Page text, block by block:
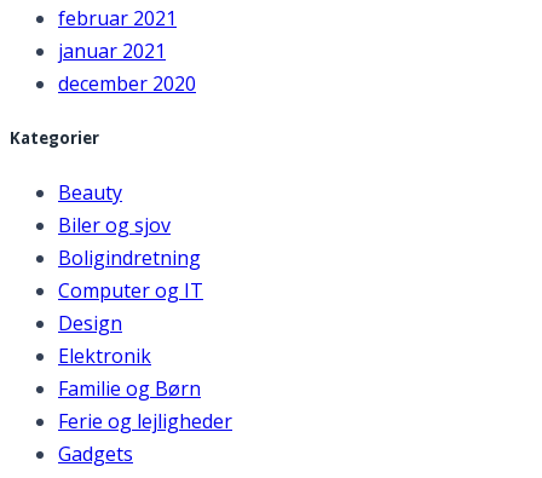
februar 2021
januar 2021
december 2020
Kategorier
Beauty
Biler og sjov
Boligindretning
Computer og IT
Design
Elektronik
Familie og Børn
Ferie og lejligheder
Gadgets